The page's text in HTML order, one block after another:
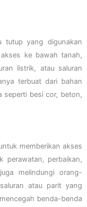
tutup yang digunakan
ke bawah tanah,
listrik, atau saluran
terbuat dari bahan
seperti besi cor, beton,
memberikan akses
perawatan, perbaikan,
melindungi orang-
atau parit yang
benda-benda